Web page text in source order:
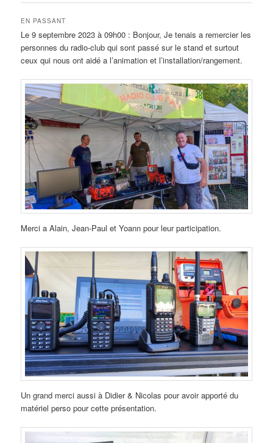
EN PASSANT
Le 9 septembre 2023 à 09h00 : Bonjour, Je tenais a remercier les
personnes du radio-club qui sont passé sur le stand et surtout
ceux qui nous ont aidé a l’animation et l’installation/rangement.
Merci a Alain, Jean-Paul et Yoann pour leur participation.
Un grand merci aussi à Didier & Nicolas pour avoir apporté du
matériel perso pour cette présentation.